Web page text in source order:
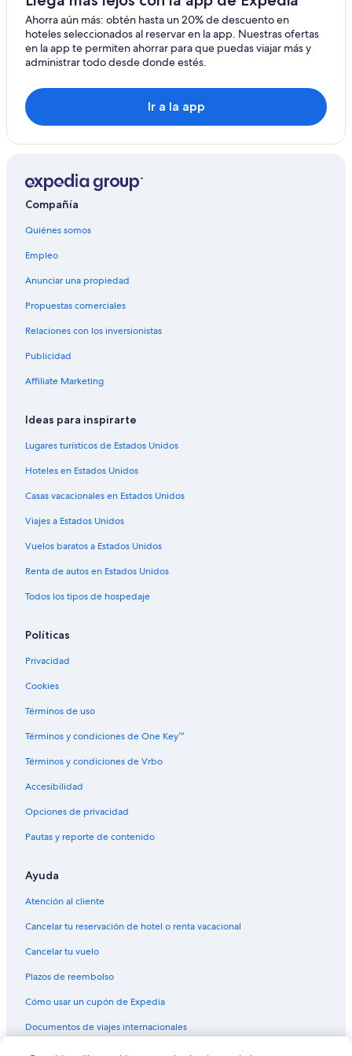
Hoteles de Melia en Gelsenkirchen
Welcome Hotels en Gelsenkirchen
Hoteles en Gelsenkirchen
Hoteles en Menden-Holthausen
Hoteles cerca de Estación de tren
Ahorra aún más: obtén hasta un 20% de descuento en
hoteles seleccionados al reservar en la app. Nuestras ofertas
en la app te permiten ahorrar para que puedas viajar más y
administrar todo desde donde estés.
Ir a la app
Compañía
Quiénes somos
Empleo
Anunciar una propiedad
Propuestas comerciales
Relaciones con los inversionistas
Publicidad
Affiliate Marketing
Ideas para inspirarte
Lugares turísticos de Estados Unidos
Hoteles en Estados Unidos
Casas vacacionales en Estados Unidos
Viajes a Estados Unidos
Vuelos baratos a Estados Unidos
Renta de autos en Estados Unidos
Todos los tipos de hospedaje
Políticas
Privacidad
Cookies
Términos de uso
Términos y condiciones de One Key™
Términos y condiciones de Vrbo
Accesibilidad
Opciones de privacidad
Pautas y reporte de contenido
Ayuda
Atención al cliente
Cancelar tu reservación de hotel o renta vacacional
Cancelar tu vuelo
Plazos de reembolso
Cómo usar un cupón de Expedia
Documentos de viajes internacionales